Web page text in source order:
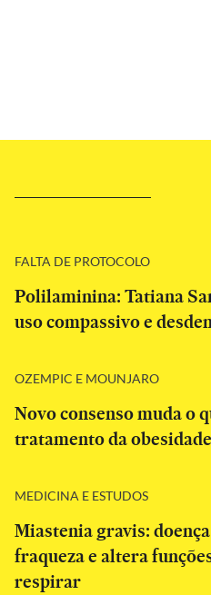
FALTA DE PROTOCOLO
Polilaminina: Tatiana
uso compassivo e
OZEMPIC E MOUNJARO
Novo consenso muda o
tratamento da
MEDICINA E ESTUDOS
Miastenia gravis:
fraqueza e altera
respirar